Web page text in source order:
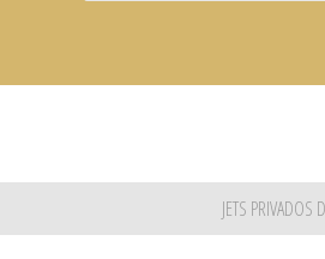
JETS PRIVADOS